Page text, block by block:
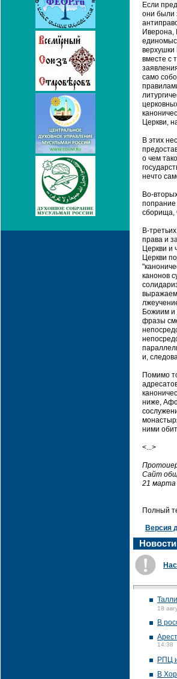
Если
они были
Иверона,
верхушки
вместе с
само
Церкви,
В этих
о чем
нечто
Во-
попрание
сборища,
В-
права и
Церкви и
Церкви
канонов
Божиим и
фразы
и,
Помимо
ниже,
ними
<...>
Сайт
21 марта
Полный
Версия
Новости
18
В
14:38
РПЦ
В